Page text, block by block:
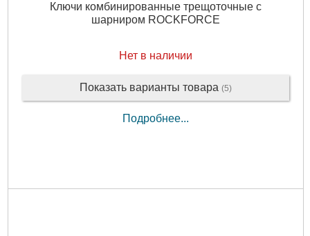
Ключи комбинированные трещоточные с
шарниром ROCKFORCE
Нет в наличии
Показать варианты товара (5)
Подробнее...